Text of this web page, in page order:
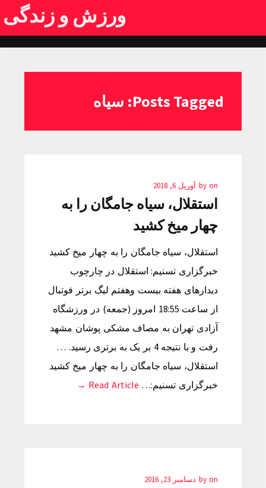
ورزش و زندگی
Posts Tagged: سیاه
by on آوریل 6, 2018
استقلال، سیاه جامگان را به
چهار میخ کشید
استقلال، سیاه جامگان را به چهار میخ کشید
خبرگزاری تسنیم: استقلال در چارچوب
دیدارهای هفته بیست وهفتم لیگ برتر فوتبال
از ساعت 18:55 امروز (جمعه) در ورزشگاه
آزادی تهران به مصاف مشکی پوشان مشهد
رفت و با نتیجه 4 بر یک به برتری رسید. …
استقلال، سیاه جامگان را به چهار میخ کشید
خبرگزاری تسنیم:… Read Article →
by on دسامبر 23, 2016